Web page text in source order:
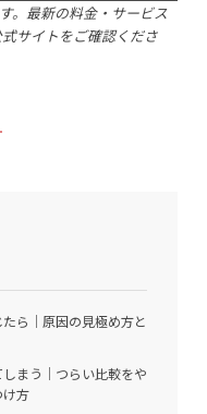
。最新の料金・サービス
サイトをご確認くださ
ら｜原因の見極め方と
まう｜つらい比較をや
方